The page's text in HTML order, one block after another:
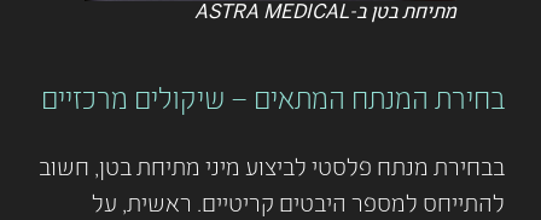
מתיחת בטן ב-ASTRA MEDICAL
בחירת המנתח המתאים – שיקולים מרכזיים
בבחירת מנתח פלסטי לביצוע מיני מתיחת בטן, חשוב
להתייחס למספר היבטים קריטיים. ראשית, על